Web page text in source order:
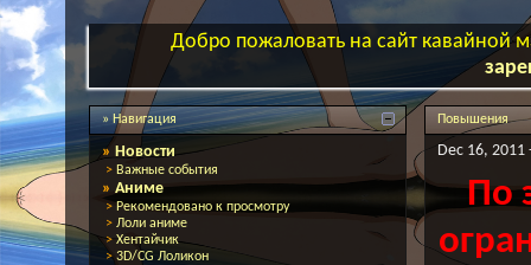
Добро пожаловать на сайт кавайной
» Навигация
» Новости
> Важные события
» Аниме
>Рекомендовано к просмотру
> Лоли аниме
> Хентайчик
>3D/CG Лоликон
Повышения
Dec 16, 2011
По